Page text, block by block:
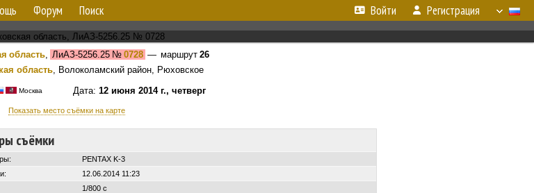
Форум Поиск Войти Регистрация
область, ЛиАЗ-5256.25 № 0728 — маршрут 26
область, Волоколамский район, Рюховское
МоскваДата: 12 июня 2014 г., четверг
Показать место съёмки на карте
съёмки
PENTAX K-3
12.06.2014 11:23
1/800 с